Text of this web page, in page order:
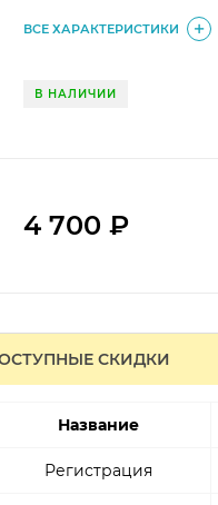
ВСЕ ХАРАКТЕРИСТИКИ
В НАЛИЧИИ
4 700₽
СКИДКИ
Название
Регистрация